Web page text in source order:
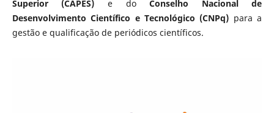
Superior (CAPES) e doConselho Nacional de
Desenvolvimento Científico e Tecnológico (CNPq) para a
gestão e qualificação de periódicos científicos.